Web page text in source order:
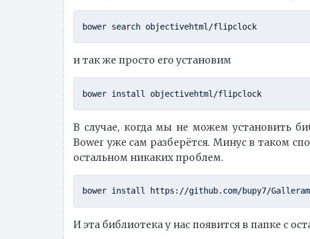
и так же просто его установим
В случае, когда мы не можем установить
Bower уже сам разберётся. Минус в таком
остальном никаких проблем.
И эта библиотека у нас появится в папке с